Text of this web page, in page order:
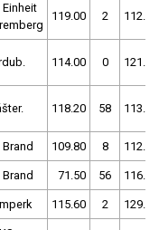
Einheit
119.00 2 112.00
114.00 0 121.60
118.20 58 113.30
Brand 109.80 8 112.20
Brand 71.50 56 116.60
115.60 2 129.80